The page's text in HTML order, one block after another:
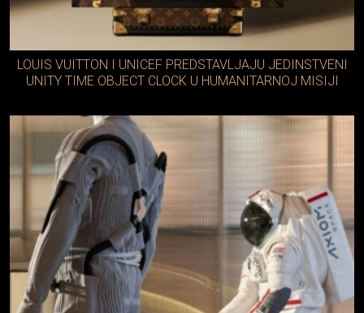
LOUIS VUITTON I UNICEF PREDSTAVLJAJU JEDINSTVENI
UNITY TIME OBJECT CLOCK U HUMANITARNOJ MISIJI